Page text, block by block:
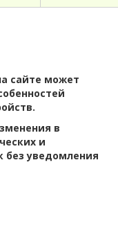
сайте может
в
и
без уведомления